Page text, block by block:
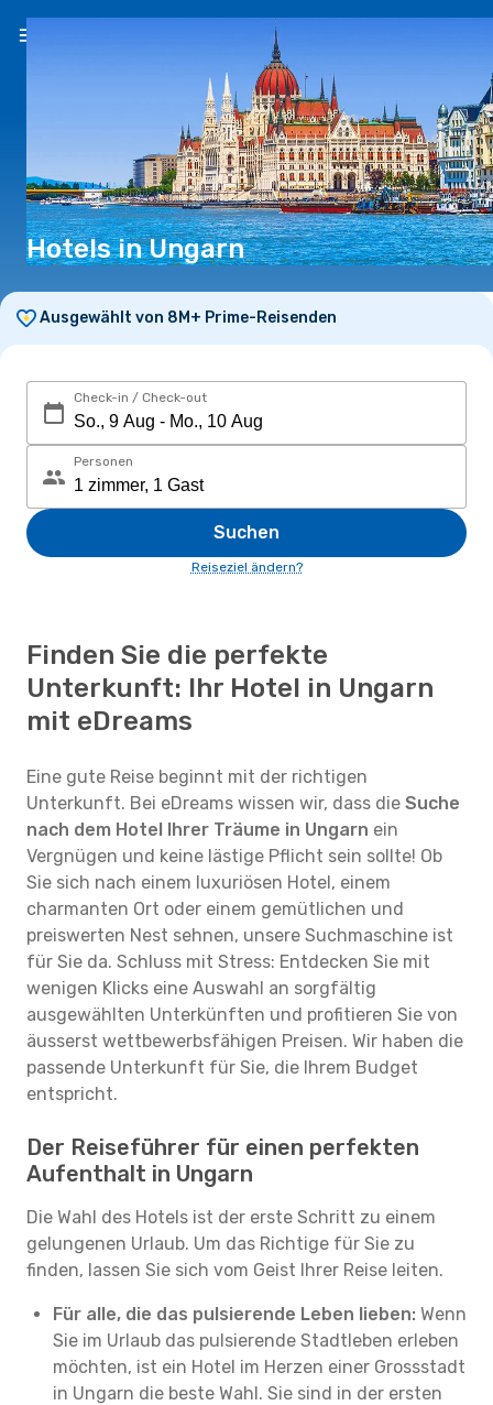
Hotels in Ungarn
Ausgewählt von 8M+ Prime-Reisenden
Check-in / Check-out
Personen
Suchen
Reiseziel ändern?
Finden Sie die perfekte
Unterkunft: Ihr Hotel in Ungarn
mit eDreams
Eine gute Reise beginnt mit der richtigen
Unterkunft. Bei eDreams wissen wir, dass die Suche
nach dem Hotel Ihrer Träume in Ungarn ein
Vergnügen und keine lästige Pflicht sein sollte! Ob
Sie sich nach einem luxuriösen Hotel, einem
charmanten Ort oder einem gemütlichen und
preiswerten Nest sehnen, unsere Suchmaschine ist
für Sie da. Schluss mit Stress: Entdecken Sie mit
wenigen Klicks eine Auswahl an sorgfältig
ausgewählten Unterkünften und profitieren Sie von
äusserst wettbewerbsfähigen Preisen. Wir haben die
passende Unterkunft für Sie, die Ihrem Budget
entspricht.
Der Reiseführer für einen perfekten
Aufenthalt in Ungarn
Die Wahl des Hotels ist der erste Schritt zu einem
gelungenen Urlaub. Um das Richtige für Sie zu
finden, lassen Sie sich vom Geist Ihrer Reise leiten.
Für alle, die das pulsierende Leben lieben: Wenn
Sie im Urlaub das pulsierende Stadtleben erleben
möchten, ist ein Hotel im Herzen einer Grossstadt
in Ungarn die beste Wahl. Sie sind in der ersten